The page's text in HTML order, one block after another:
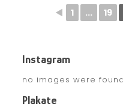
◄ 1 ... 19
Instagram
no images were found
Plakate